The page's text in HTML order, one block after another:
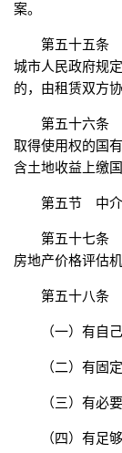
案。
第五十五条
城市人民政府规
的，由租赁双方
第五十六条
取得使用权的国
含土地收益上缴
第五节 中
第五十七条
房地产价格评估
第五十八条
（一）有自
（二）有固
（三）有必
（四）有足